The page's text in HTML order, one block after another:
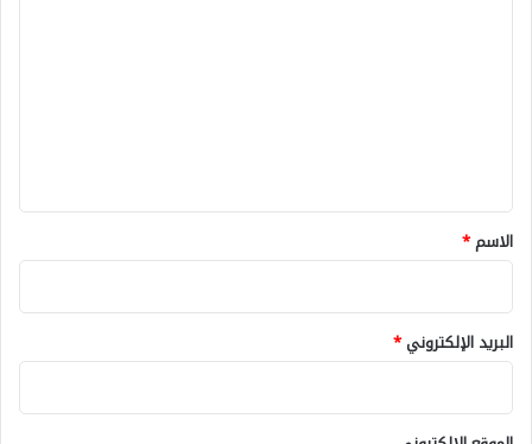
*
الاسم*
البريد الإلكتروني*